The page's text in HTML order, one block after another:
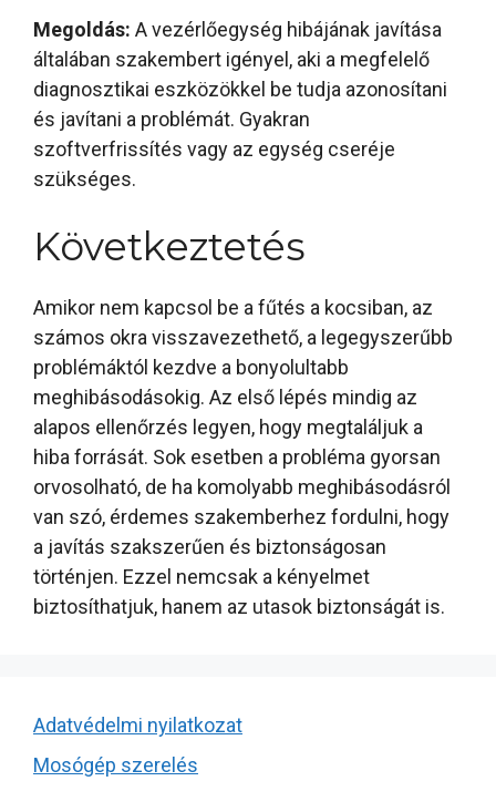
Megoldás: A vezérlőegység hibájának javítása
általában szakembert igényel, aki a megfelelő
diagnosztikai eszközökkel be tudja azonosítani
és javítani a problémát. Gyakran
szoftverfrissítés vagy az egység cseréje
szükséges.
Következtetés
Amikor nem kapcsol be a fűtés a kocsiban, az
számos okra visszavezethető, a legegyszerűbb
problémáktól kezdve a bonyolultabb
meghibásodásokig. Az első lépés mindig az
alapos ellenőrzés legyen, hogy megtaláljuk a
hiba forrását. Sok esetben a probléma gyorsan
orvosolható, de ha komolyabb meghibásodásról
van szó, érdemes szakemberhez fordulni, hogy
a javítás szakszerűen és biztonságosan
történjen. Ezzel nemcsak a kényelmet
biztosíthatjuk, hanem az utasok biztonságát is.
Adatvédelmi nyilatkozat
Mosógép szerelés